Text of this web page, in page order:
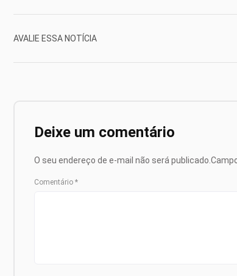
AVALIE ESSA NOTÍCIA
Deixe um comentário
O seu endereço de e-mail não será publicado.
Comentário *